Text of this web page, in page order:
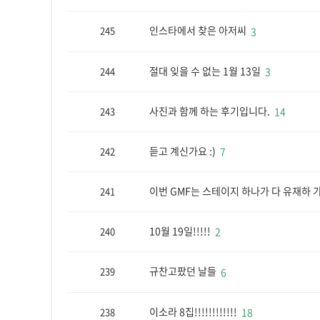
245 인스타에서 찾은 아저씨 3
244 절대 잊을 수 없는 1월 13일 3
243 사진과 함께 하는 후기입니다. 14
242 듣고 계신가요 :) 7
241 이번 GMF는 스테이지 하나가 다 유재하
240 10월 19일!!!!! 2
239 규찬고팠던 날들 6
238 이소라 8집!!!!!!!!!!!! 18